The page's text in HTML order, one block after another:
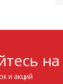
и акций